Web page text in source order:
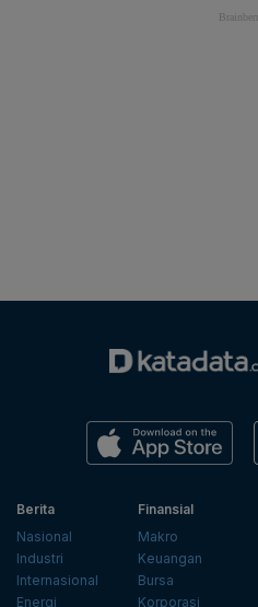
Berita
Nasional
Industri
Internasional
Energi
Finansial
Makro
Keuangan
Bursa
Korporasi